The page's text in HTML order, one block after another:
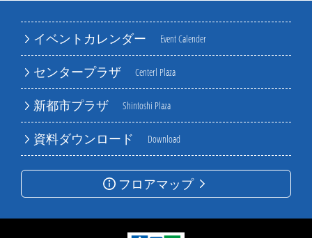
イベントカレンダー Event Calender
センタープラザ Centerl Plaza
新都市プラザ Shintoshi Plaza
資料ダウンロード Download
フロアマップ